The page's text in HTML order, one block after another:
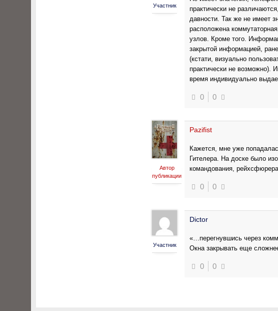
Участник
практически не
давности. Так же не имеет
расположена
узлов. Кроме того.
закрытой информацией,
(кстати, визуально
практически не возможно).
время индивидуально
0 0
Автор
публикации
Pazifist
Кажется, мне уже
Гителера. На доске было
командования,
0 0
Участник
Dictor
«…перегнувшись через
Окна закрывать еще
0 0